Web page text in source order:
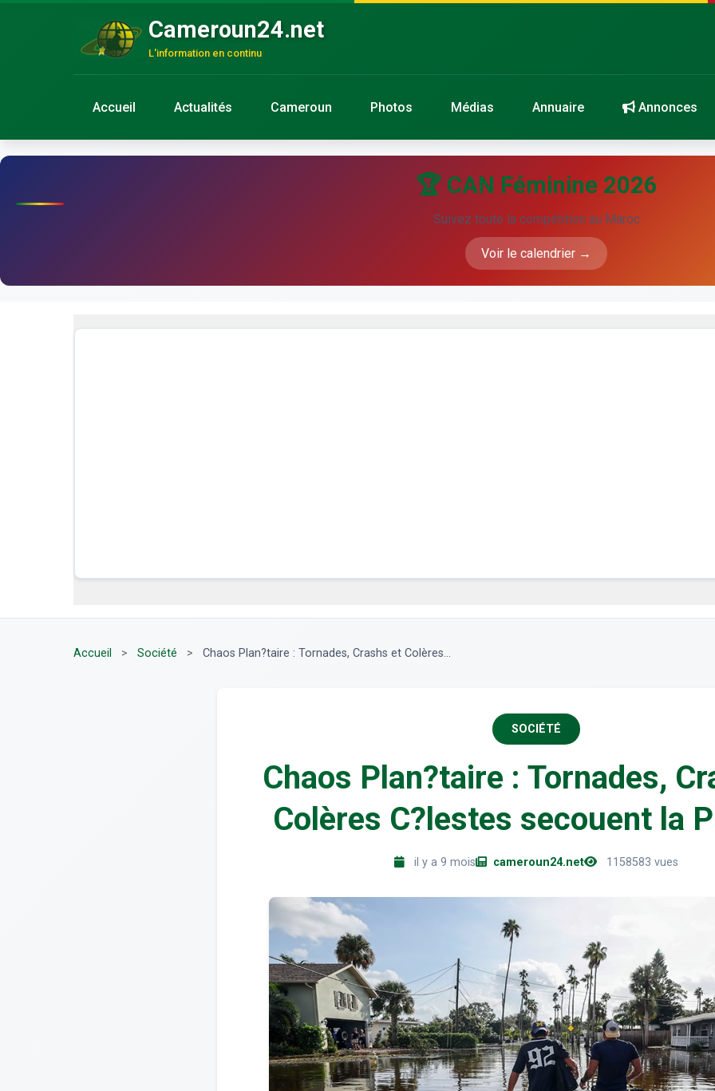
Cameroun24.net
L'information en continu
Accueil Actualités Cameroun Photos Médias Annuaire Annonces
🏆 CAN Féminine 2026
Suivez toute la compétition au Maroc
Voir le calendrier →
Accueil > Société > Chaos Plan?taire : Tornades, Crashs et Colères...
SOCIÉTÉ
Chaos Plan?taire : Tornades,
Colères C?lestes secouent la
il y a 9 mois cameroun24.net 1158583 vues